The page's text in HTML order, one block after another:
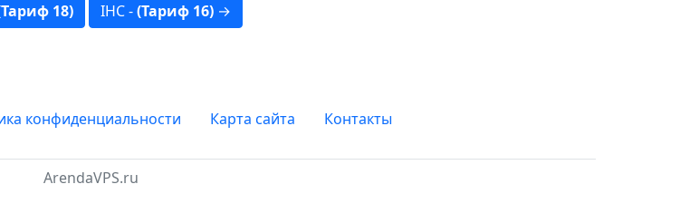
18) IHC -(Тариф 16)→
конфиденциальности Карта сайта Контакты
ArendaVPS.ru